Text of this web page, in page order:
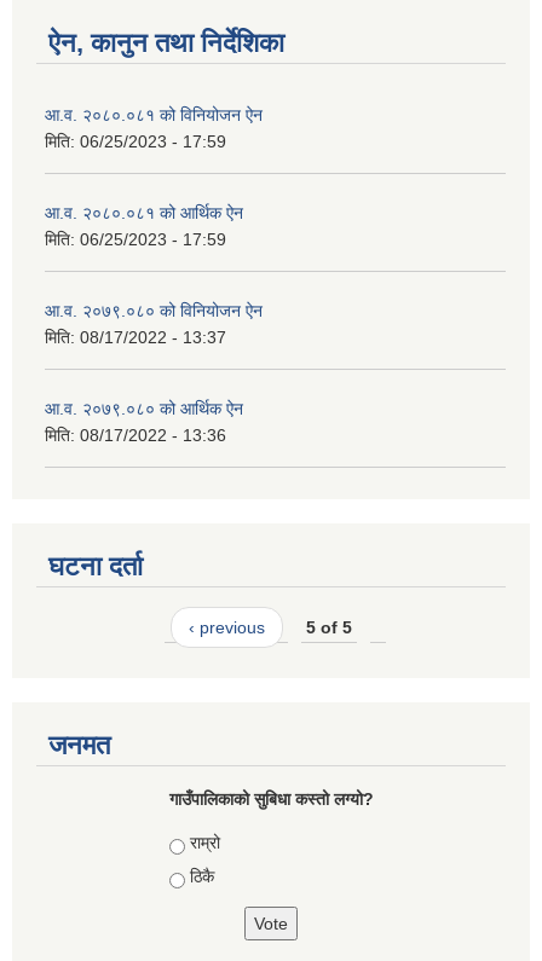
ऐन, कानुन तथा निर्देशिका
आ.व. २०८०.०८१ को विनियोजन ऐन
मिति: 06/25/2023 - 17:59
आ.व. २०८०.०८१ को आर्थिक ऐन
मिति: 06/25/2023 - 17:59
आ.व. २०७९.०८० को विनियोजन ऐन
मिति: 08/17/2022 - 13:37
आ.व. २०७९.०८० को आर्थिक ऐन
मिति: 08/17/2022 - 13:36
घटना दर्ता
‹ previous 5 of 5
जनमत
गाउँपालिकाको सुबिधा कस्तो लग्यो?
Choices
राम्रो
ठिकै